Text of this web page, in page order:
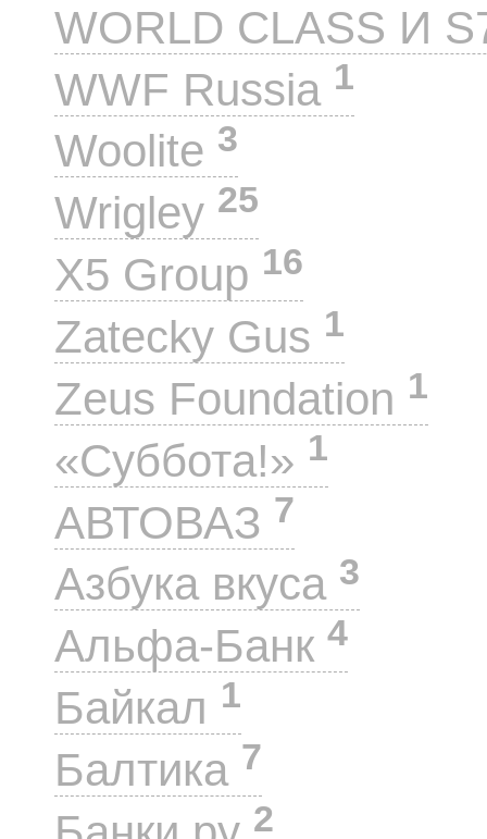
WORLD CLASS И
WWF Russia 1
Woolite 3
Wrigley 25
X5 Group 16
Zatecky Gus 1
Zeus Foundation 1
«Суббота!» 1
АВТОВАЗ 7
Азбука вкуса 3
Альфа-Банк 4
Байкал 1
Балтика 7
2